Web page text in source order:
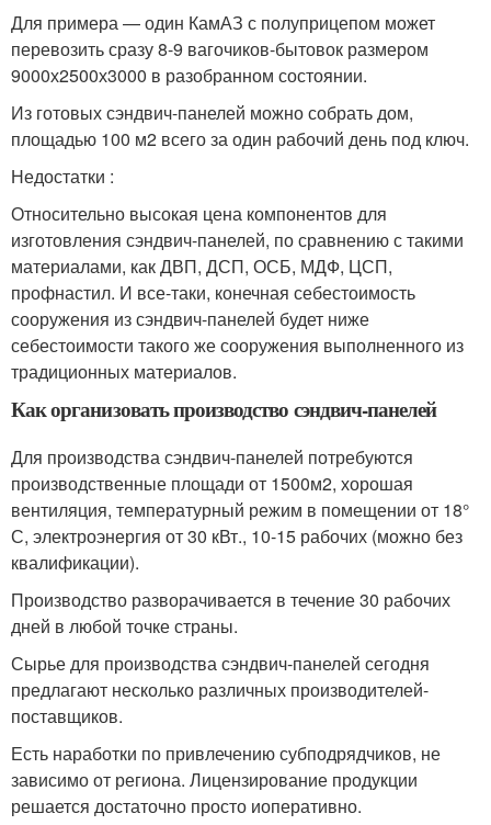
Для примера — один КамАЗ с полуприцепом может
перевозить сразу 8-9 вагочиков-бытовок размером
9000х2500х3000 в разобранном состоянии.
Из готовых сэндвич-панелей можно собрать дом,
площадью 100 м2 всего за один рабочий день под ключ.
Недостатки :
Относительно высокая цена компонентов для
изготовления сэндвич-панелей, по сравнению с такими
материалами, как ДВП, ДСП, ОСБ, МДФ, ЦСП,
профнастил. И все-таки, конечная себестоимость
сооружения из сэндвич-панелей будет ниже
себестоимости такого же сооружения выполненного из
традиционных материалов.
Как организовать производство сэндвич-панелей
Для производства сэндвич-панелей потребуются
производственные площади от 1500м2, хорошая
вентиляция, температурный режим в помещении от 18°
С, электроэнергия от 30 кВт., 10-15 рабочих (можно без
квалификации).
Производство разворачивается в течение 30 рабочих
дней в любой точке страны.
Сырье для производства сэндвич-панелей сегодня
предлагают несколько различных производителей-
поставщиков.
Есть наработки по привлечению субподрядчиков, не
зависимо от региона. Лицензирование продукции
решается достаточно просто иоперативно.